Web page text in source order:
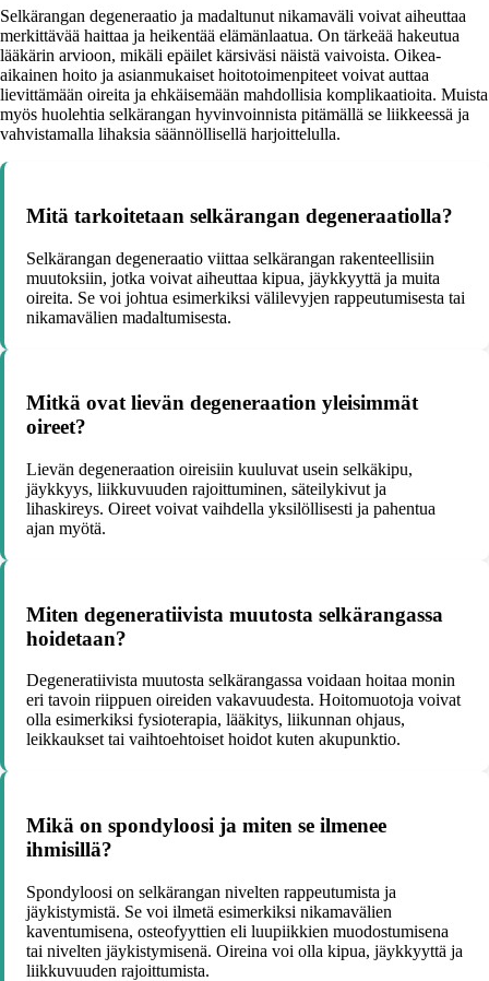
Selkärangan degeneraatio ja madaltunut nikamaväli voivat aiheuttaa
merkittävää haittaa ja heikentää elämänlaatua. On tärkeää hakeutua
lääkärin arvioon, mikäli epäilet kärsiväsi näistä vaivoista. Oikea-
aikainen hoito ja asianmukaiset hoitotoimenpiteet voivat auttaa
lievittämään oireita ja ehkäisemään mahdollisia komplikaatioita. Muista
myös huolehtia selkärangan hyvinvoinnista pitämällä se liikkeessä ja
vahvistamalla lihaksia säännöllisellä harjoittelulla.
Mitä tarkoitetaan selkärangan degeneraatiolla?
Selkärangan degeneraatio viittaa selkärangan rakenteellisiin
muutoksiin, jotka voivat aiheuttaa kipua, jäykkyyttä ja muita
oireita. Se voi johtua esimerkiksi välilevyjen rappeutumisesta tai
nikamavälien madaltumisesta.
Mitkä ovat lievän degeneraation yleisimmät
oireet?
Lievän degeneraation oireisiin kuuluvat usein selkäkipu,
jäykkyys, liikkuvuuden rajoittuminen, säteilykivut ja
lihaskireys. Oireet voivat vaihdella yksilöllisesti ja pahentua
ajan myötä.
Miten degeneratiivista muutosta selkärangassa
hoidetaan?
Degeneratiivista muutosta selkärangassa voidaan hoitaa monin
eri tavoin riippuen oireiden vakavuudesta. Hoitomuotoja voivat
olla esimerkiksi fysioterapia, lääkitys, liikunnan ohjaus,
leikkaukset tai vaihtoehtoiset hoidot kuten akupunktio.
Mikä on spondyloosi ja miten se ilmenee
ihmisillä?
Spondyloosi on selkärangan nivelten rappeutumista ja
jäykistymistä. Se voi ilmetä esimerkiksi nikamavälien
kaventumisena, osteofyyttien eli luupiikkien muodostumisena
tai nivelten jäykistymisenä. Oireina voi olla kipua, jäykkyyttä ja
liikkuvuuden rajoittumista.